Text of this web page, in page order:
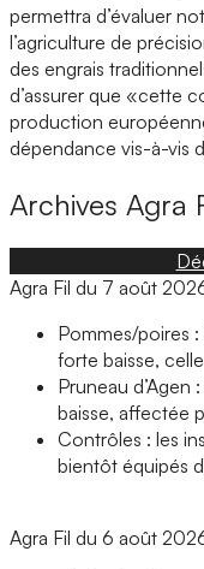
permettra d’évaluer
l’agriculture de
des engrais
d’assurer que «cette
production
dépendance vis-à-vis
Archives Agra
Agra Fil du 7 août
Pommes/poires
forte baisse,
Pruneau
baisse, affectée
Contrôles : les
bientôt équipés
Agra Fil du 6 août